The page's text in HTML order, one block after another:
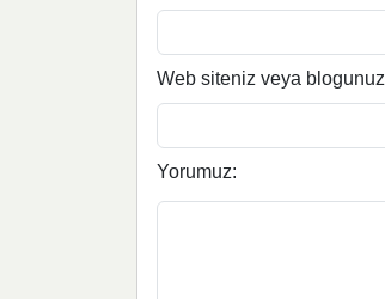
Web siteniz veya blogunuz
Yorumuz: